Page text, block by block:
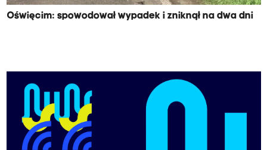
Oświęcim: spowodował wypadek i zniknął na dwa dni